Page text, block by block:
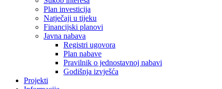
Plan investicija
Natječaji u tijeku
Financijski planovi
Javna nabava
Registri ugovora
Plan nabave
Pravilnik o jednostavnoj nabavi
Godišnja izvješća
Projekti